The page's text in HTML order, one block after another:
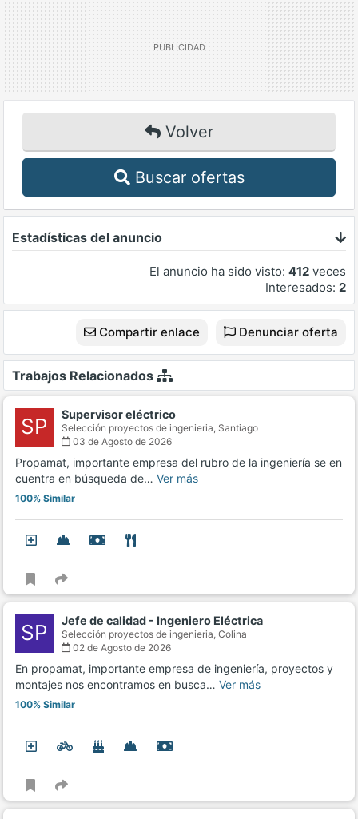
Volver
Buscar ofertas
Estadísticas del anuncio
El anuncio ha sido visto: 412 veces
Interesados: 2
Compartir enlace Denunciar oferta
Trabajos Relacionados
SP Supervisor eléctrico
Selección proyectos de ingenieria, Santiago
03 de Agosto de 2026
Propamat, importante empresa del rubro de la ingeniería se en
cuentra en búsqueda de… Ver más
100% Similar
SP Jefe de calidad - Ingeniero Eléctrica
Selección proyectos de ingenieria, Colina
02 de Agosto de 2026
En propamat, importante empresa de ingeniería, proyectos y
montajes nos encontramos en busca… Ver más
100% Similar